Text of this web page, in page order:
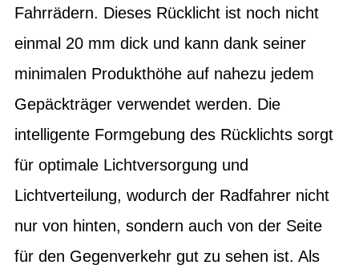
Fahrrädern. Dieses Rücklicht ist noch nicht
einmal 20 mm dick und kann dank seiner
minimalen Produkthöhe auf nahezu jedem
Gepäckträger verwendet werden. Die
intelligente Formgebung des Rücklichts sorgt
für optimale Lichtversorgung und
Lichtverteilung, wodurch der Radfahrer nicht
nur von hinten, sondern auch von der Seite
für den Gegenverkehr gut zu sehen ist. Als